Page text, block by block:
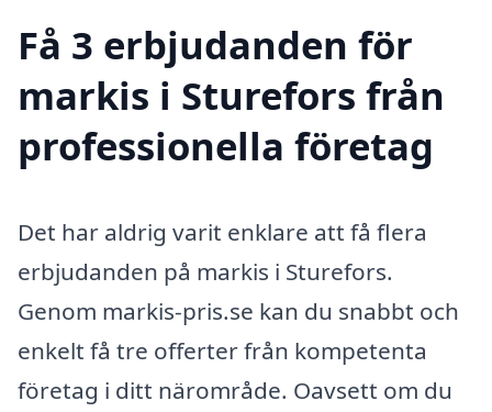
Få 3 erbjudanden för
markis i Sturefors från
professionella företag
Det har aldrig varit enklare att få flera
erbjudanden på markis i Sturefors.
Genom markis-pris.se kan du snabbt och
enkelt få tre offerter från kompetenta
företag i ditt närområde. Oavsett om du